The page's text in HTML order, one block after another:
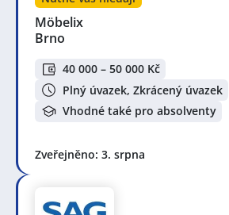
Möbelix
Brno
40 000 – 50 000 Kč
Plný úvazek, Zkrácený úvazek
Vhodné také pro absolventy
Zveřejněno: 3. srpna